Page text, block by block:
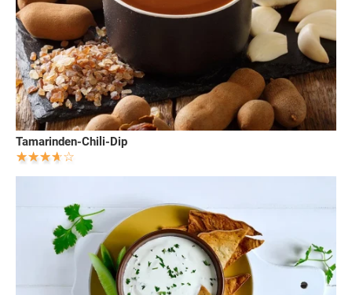
Tamarinden-Chili-Dip